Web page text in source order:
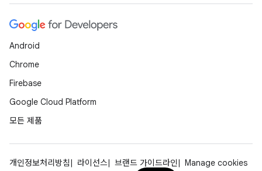
Android
Chrome
Firebase
Google Cloud Platform
모든 제품
개인정보처리방침 라이선스 브랜드 가이드라인 Manage cookies